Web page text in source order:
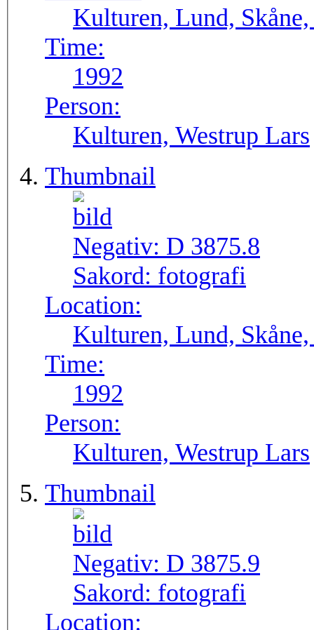
Kulturen, Lund,
Time:
1992
Person:
Kulturen, Westrup Lars
Thumbnail
Negativ: D 3875.8
Sakord: fotografi
Location:
Kulturen, Lund,
Time:
1992
Person:
Kulturen, Westrup Lars
Thumbnail
Negativ: D 3875.9
Sakord: fotografi
Location: